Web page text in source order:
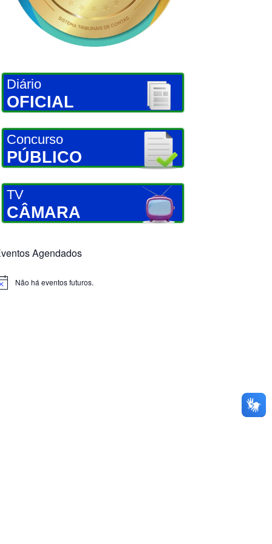
Diário
OFICIAL
Concurso
PÚBLICO
TV
CÂMARA
Agendados
Não há eventos futuros.